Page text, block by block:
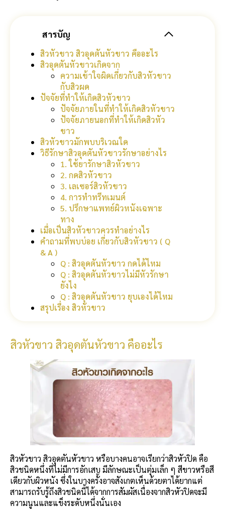
สารบัญ
สิวหัวขาว สิวอุดตันหัวขาว คืออะไร
สิวอุดตันหัวขาวเกิดจาก
ความเข้าใจผิดเกี่ยวกับสิวหัวขาว
กับสิวผด
ปัจจัยที่ทำให้เกิดสิวหัวขาว
ปัจจัยภายในที่ทำให้เกิดสิวหัวขาว
ปัจจัยภายนอกที่ทำให้เกิดสิวหัว
ขาว
สิวหัวขาวมักพบบริเวณใด
วิธีรักษาสิวอุดตันหัวขาวรักษาอย่างไร
1. ใช้ยารักษาสิวหัวขาว
2. กดสิวหัวขาว
3. เลเซอร์สิวหัวขาว
4. การทำทรีทเมนต์
5. ปรึกษาแพทย์ผิวหนังเฉพาะ
ทาง
เมื่อเป็นสิวหัวขาวควรทำอย่างไร
คำถามที่พบบ่อย เกี่ยวกับสิวหัวขาว ( Q
& A )
Q : สิวอุดตันหัวขาว กดได้ไหม
Q : สิวอุดตันหัวขาวไม่มีหัวรักษา
ยังไง
Q : สิวอุดตันหัวขาว ยุบเองได้ไหม
สรุปเรื่อง สิวหัวขาว
สิวหัวขาว สิวอุดตันหัวขาว คืออะไร
สิวหัวขาว สิวอุดตันหัวขาว หรือบางคนอาจเรียกว่าสิวหัวปิด คือ
สิวชนิดหนึ่งที่ไม่มีการอักเสบ มีลักษณะเป็นตุ่มเล็ก ๆ สีขาวหรือสี
เดียวกับผิวหนัง ซึ่งในบางครั้งอาจสังเกตเห็นด้วยตาได้ยากแต่
สามารถรับรู้ถึงสิวชนิดนี้ได้จากการสัมผัสเนื่องจากสิวหัวปิดจะมี
ความนูนและแข็งระดับหนึ่งนั่นเอง